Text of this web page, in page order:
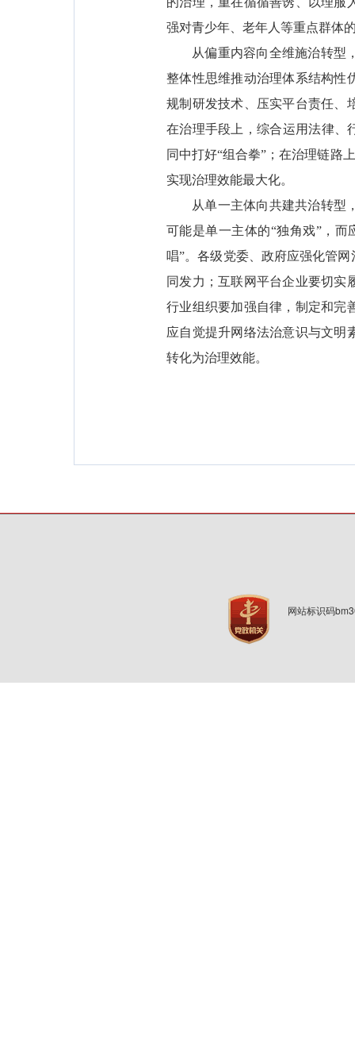
强对青少年、老年人等重点群体
从偏重内容向全维施治转型
整体性思维推动治理体系结构性
规制研发技术、压实平台责任、
在治理手段上，综合运用法律、
同中打好“组合拳”；在治理链路
实现治理效能最大化。
从单一主体向共建共治转型
可能是单一主体的“独角戏”，
唱”。各级党委、政府应强化管
同发力；互联网平台企业要切实
行业组织要加强自律，制定和完
应自觉提升网络法治意识与文明
转化为治理效能。
网站标识码